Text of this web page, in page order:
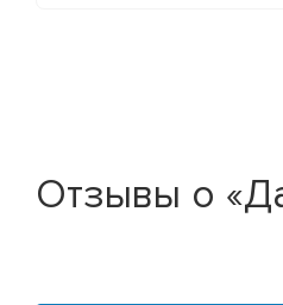
Отзывы о